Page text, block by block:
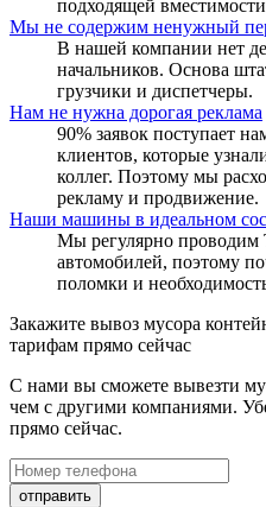
подходящей
Мы не содержим ненужный
В нашей компании нет
начальников. Основа
грузчики и диспетчеры.
Нам не нужна дорогая реклама
90% заявок поступает
клиентов, которые
коллег. Поэтому мы
рекламу и продвижение.
Наши машины в идеальном
Мы регулярно
автомобилей, поэтому
поломки и
Закажите вывоз мусора
тарифам прямо сейчас
С нами вы сможете вывезти
чем с другими компаниями.
прямо сейчас.
отправить